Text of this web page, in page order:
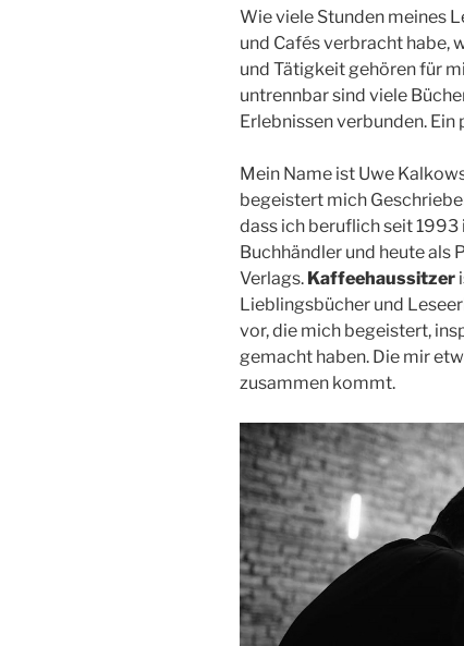
Wie viele Stunden meines
und Cafés verbracht habe,
und Tätigkeit gehören für
untrennbar sind viele
Erlebnissen verbunden. Ein
Mein Name ist Uwe
begeistert mich
dass ich beruflich seit 1993
Buchhändler und heute als
Verlags. Kaffeehaussitzer
Lieblingsbücher und
vor, die mich begeistert,
gemacht haben. Die mir
zusammen kommt.